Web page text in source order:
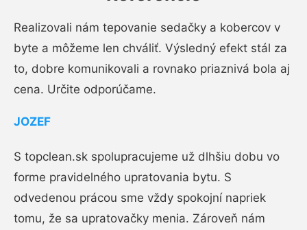
Realizovali nám tepovanie sedačky a kobercov v
byte a môžeme len chváliť. Výsledný efekt stál za
to, dobre komunikovali a rovnako priaznivá bola aj
cena. Určite odporúčame.
JOZEF
S topclean.sk spolupracujeme už dlhšiu dobu vo
forme pravidelného upratovania bytu. S
odvedenou prácou sme vždy spokojní napriek
tomu, že sa upratovačky menia. Zároveň nám